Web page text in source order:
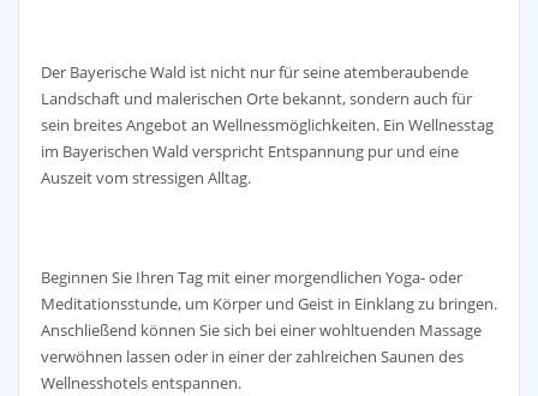
Der Bayerische Wald ist nicht nur für seine atemberaubende
Landschaft und malerischen Orte bekannt, sondern auch für
sein breites Angebot an Wellnessmöglichkeiten. Ein Wellnesstag
im Bayerischen Wald verspricht Entspannung pur und eine
Auszeit vom stressigen Alltag.
Beginnen Sie Ihren Tag mit einer morgendlichen Yoga- oder
Meditationsstunde, um Körper und Geist in Einklang zu bringen.
Anschließend können Sie sich bei einer wohltuenden Massage
verwöhnen lassen oder in einer der zahlreichen Saunen des
Wellnesshotels entspannen.